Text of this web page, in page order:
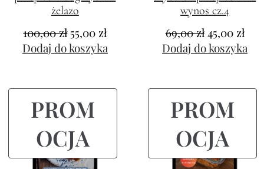
żelazo
100,00zł 55,00 zł
Dodaj do koszyka
wynos cz.4
69,00zł 45,00 zł
Dodaj do koszyka
PROM
OCJA
PROM
OCJA